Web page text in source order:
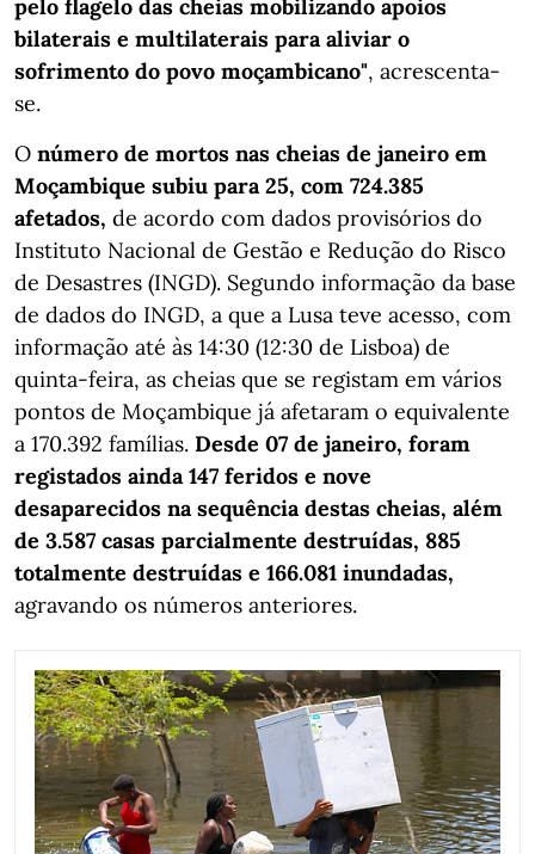
pelo flagelo das cheias mobilizando apoios
bilaterais e multilaterais para aliviar o
sofrimento do povo moçambicano", acrescenta-
se.
O número de mortos nas cheias de janeiro em
Moçambique subiu para 25, com 724.385
afetados, de acordo com dados provisórios do
Instituto Nacional de Gestão e Redução do Risco
de Desastres (INGD). Segundo informação da base
de dados do INGD, a que a Lusa teve acesso, com
informação até às 14:30 (12:30 de Lisboa) de
quinta-feira, as cheias que se registam em vários
pontos de Moçambique já afetaram o equivalente
a 170.392 famílias. Desde 07 de janeiro, foram
registados ainda 147 feridos e nove
desaparecidos na sequência destas cheias, além
de 3.587 casas parcialmente destruídas, 885
totalmente destruídas e 166.081 inundadas,
agravando os números anteriores.